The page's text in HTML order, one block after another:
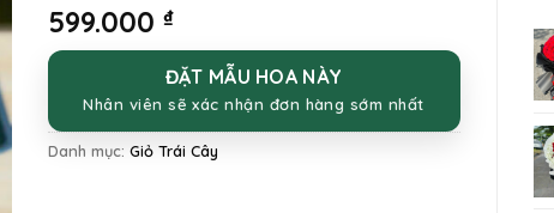
599.000 ₫
ĐẶT MẪU HOA NÀY
Nhân viên sẽ xác nhận đơn hàng sớm nhất
Danh mục: Giỏ Trái Cây